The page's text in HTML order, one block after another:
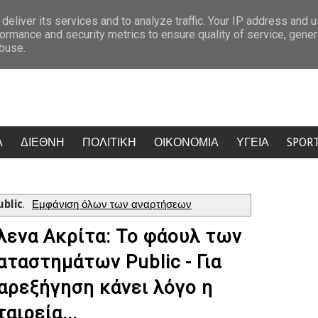
τα ταμπού (photo) Τι κρύβεται πίσω από το 8/8: Η
ΔΙΕΘΝΗ ΠΟΛΙΤΙΚΗ ΟΙΚΟΝΟΜΙΑ ΥΓΕΙΑ
. Εμφάνιση όλων των αναρτήσεων
Ακρίτα: Το φάουλ των
Public - Για
κάνει λόγο η
its services and to analyze traffic. Your IP address and
and security metrics to ensure quality of service,